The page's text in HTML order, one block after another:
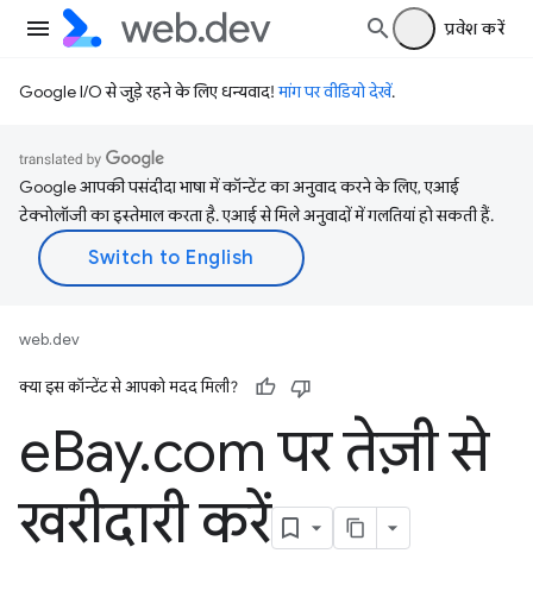
प्रवेश करें
Google I/O से जुड़े रहने के लिए धन्यवाद!मांग पर वीडियो देखें.
Google आपकी पसंदीदा भाषा में कॉन्टेंट का अनुवाद करने के लिए, एआई
टेक्नोलॉजी का इस्तेमाल करता है. एआई से मिले अनुवादों में गलतियां हो सकती हैं.
web.dev
क्या इस कॉन्टेंट से आपको मदद मिली?
eBay.com पर तेज़ी से
खरीदारी करें